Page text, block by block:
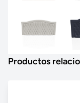
Productos